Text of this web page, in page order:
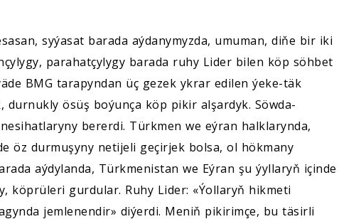
syýasat barada aýdanymyzda, umuman, diňe bir iki
parahatçylygy barada ruhy Lider bilen köp söhbet
BMG tarapyndan üç gezek ykrar edilen ýeke-täk
ösüş boýunça köp pikir alşardyk. Söwda-
bererdi. Türkmen we eýran halklarynda,
öz durmuşyny netijeli geçirjek bolsa, ol hökmany
aýdylanda, Türkmenistan we Eýran şu ýyllaryň içinde
köprüleri gurdular. Ruhy Lider: «Ýollaryň hikmeti
jemlenendir» diýerdi. Meniň pikirimçe, bu täsirli